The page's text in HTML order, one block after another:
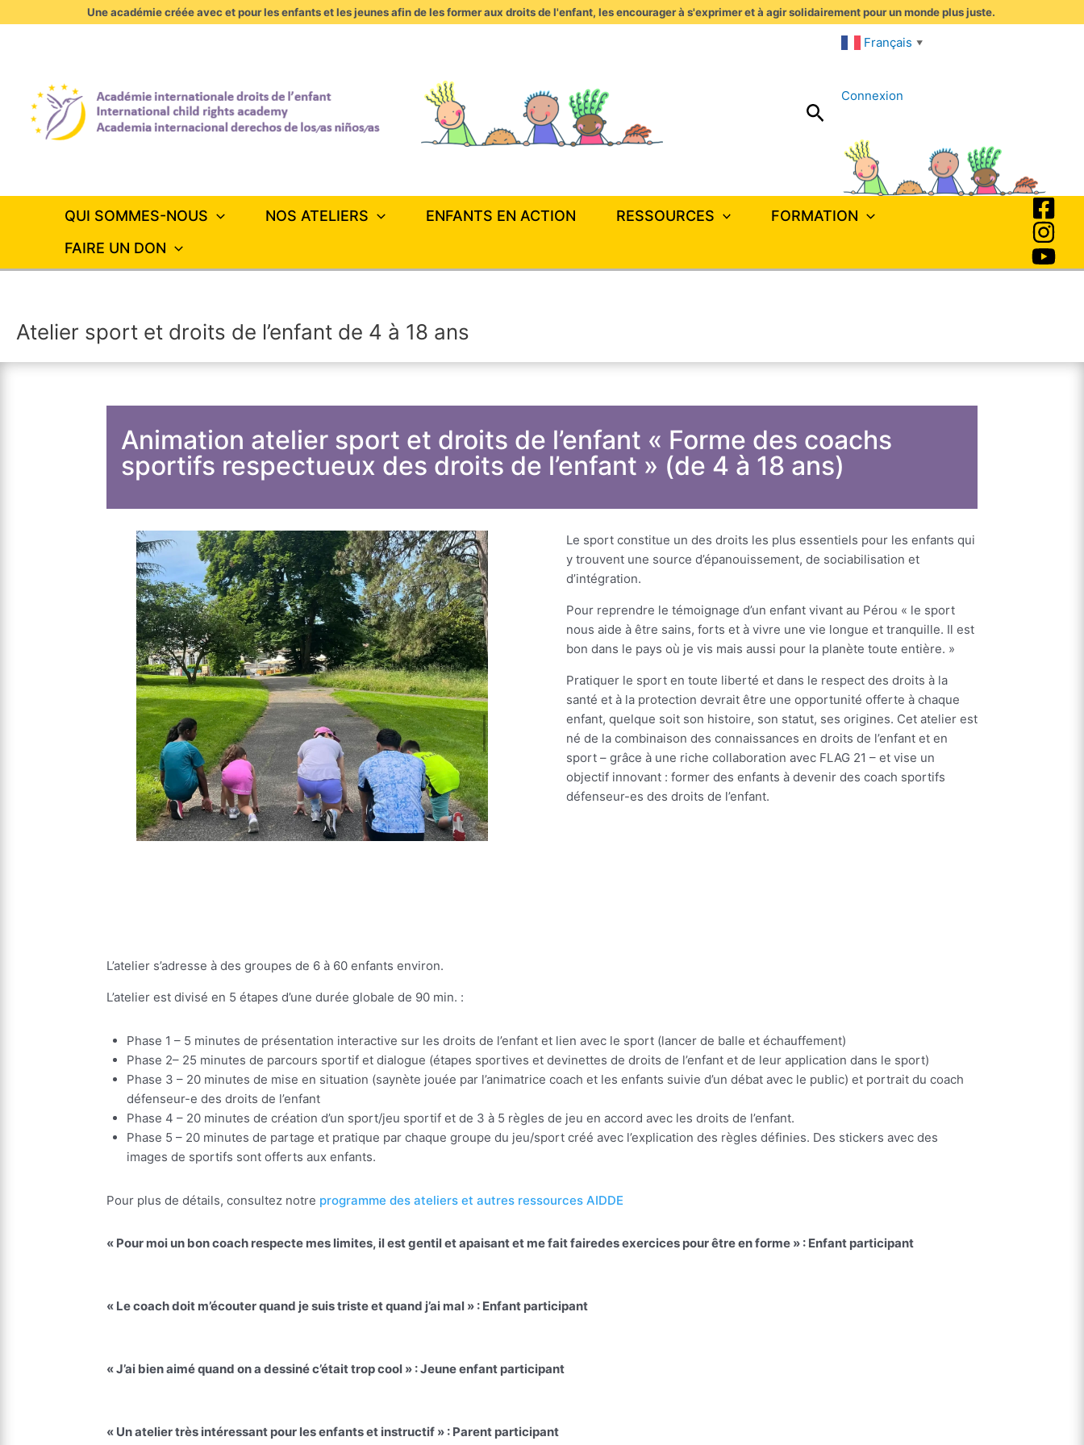
au
Une académie créée avec et pour les enfants et les jeunes afin de les former aux droits de l'enfant, les encourager à s'exprimer et à agir solidairement pour un monde plus juste.
Rechercher
Français ▼
Connexion
QUI SOMMES-NOUS NOS ATELIERS ENFANTS EN ACTION RESSOURCES
FORMATION
FAIRE UN DON
Atelier sport et droits de l’enfant de 4 à 18 ans
Animation atelier sport et droits de l’enfant « Forme des coachs
sportifs respectueux des droits de l’enfant » (de 4 à 18 ans)
Le sport constitue un des droits les plus essentiels pour les enfants qui
y trouvent une source d’épanouissement, de sociabilisation et
d’intégration.
Pour reprendre le témoignage d’un enfant vivant au Pérou « le sport
nous aide à être sains, forts et à vivre une vie longue et tranquille. Il est
bon dans le pays où je vis mais aussi pour la planète toute entière. »
Pratiquer le sport en toute liberté et dans le respect des droits à la
santé et à la protection devrait être une opportunité offerte à chaque
enfant, quelque soit son histoire, son statut, ses origines. Cet atelier est
né de la combinaison des connaissances en droits de l’enfant et en
sport – grâce à une riche collaboration avec FLAG 21 – et vise un
objectif innovant : former des enfants à devenir des coach sportifs
défenseur-es des droits de l’enfant.
L’atelier s’adresse à des groupes de 6 à 60 enfants environ.
L’atelier est divisé en 5 étapes d’une durée globale de 90 min. :
Phase 1 – 5 minutes de présentation interactive sur les droits de l’enfant et lien avec le sport (lancer de balle et échauffement)
Phase 2– 25 minutes de parcours sportif et dialogue (étapes sportives et devinettes de droits de l’enfant et de leur application dans le sport)
Phase 3 – 20 minutes de mise en situation (saynète jouée par l’animatrice coach et les enfants suivie d’un débat avec le public) et portrait du coach
défenseur-e des droits de l’enfant
Phase 4 – 20 minutes de création d’un sport/jeu sportif et de 3 à 5 règles de jeu en accord avec les droits de l’enfant.
Phase 5 – 20 minutes de partage et pratique par chaque groupe du jeu/sport créé avec l’explication des règles définies. Des stickers avec des
images de sportifs sont offerts aux enfants.
Pour plus de détails, consultez notre programme des ateliers et autres ressources AIDDE
« Pour moi un bon coach respecte mes limites, il est gentil et apaisant et me fait fairedes exercices pour être en forme » : Enfant participant
« Le coach doit m’écouter quand je suis triste et quand j’ai mal » : Enfant participant
« J’ai bien aimé quand on a dessiné c’était trop cool » : Jeune enfant participant
« Un atelier très intéressant pour les enfants et instructif » : Parent participant